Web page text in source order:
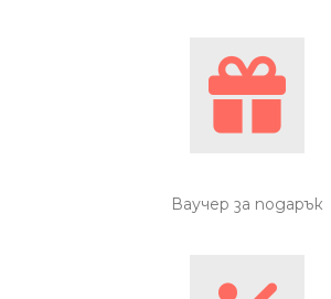
Ваучер за подарък